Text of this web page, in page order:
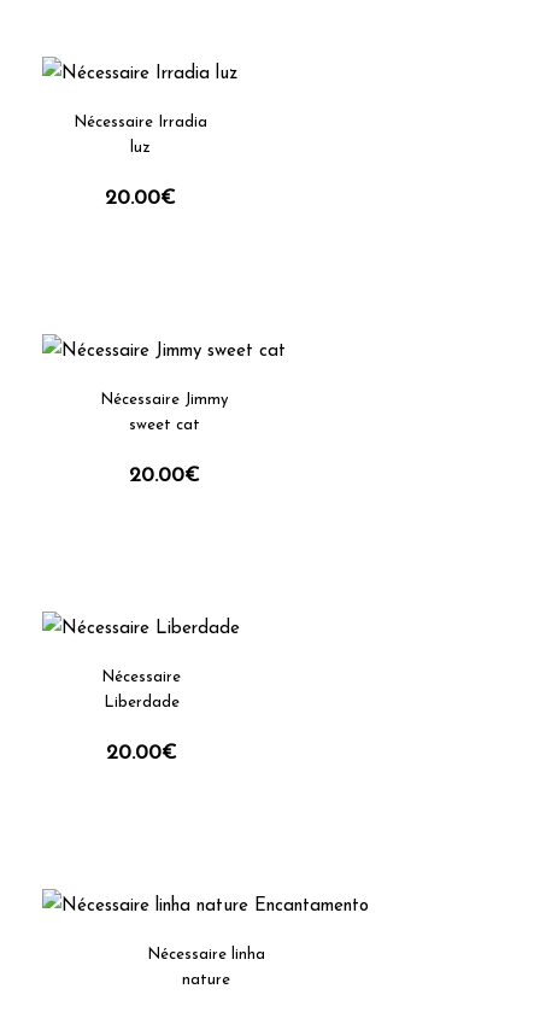
Nécessaire Irradia
luz
20.00€
Nécessaire Jimmy
sweet cat
20.00€
Nécessaire
Liberdade
20.00€
Nécessaire linha
nature